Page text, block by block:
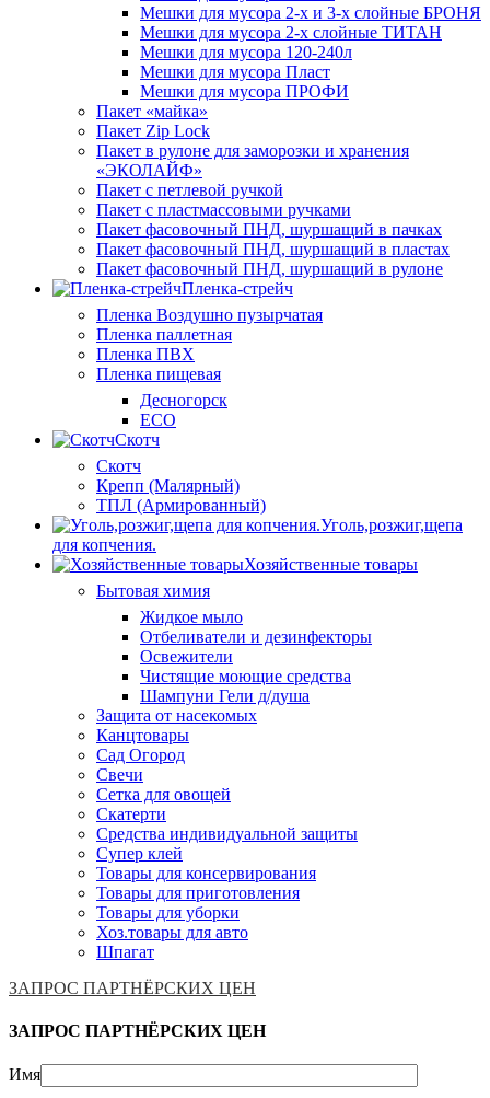
Мешки для мусора 2-х и 3-х слойные БРОНЯ
Мешки для мусора 2-х слойные ТИТАН
Мешки для мусора 120-240л
Мешки для мусора Пласт
Мешки для мусора ПРОФИ
Пакет «майка»
Пакет Zip Lock
Пакет в рулоне для заморозки и хранения
«ЭКОЛАЙФ»
Пакет с петлевой ручкой
Пакет с пластмассовыми ручками
Пакет фасовочный ПНД, шуршащий в пачках
Пакет фасовочный ПНД, шуршащий в пластах
Пакет фасовочный ПНД, шуршащий в рулоне
Пленка-стрейч
Пленка Воздушно пузырчатая
Пленка паллетная
Пленка ПВХ
Пленка пищевая
Десногорск
ECO
Скотч
Скотч
Крепп (Малярный)
ТПЛ (Армированный)
Уголь,розжиг,щепа
для копчения.
Хозяйственные товары
Бытовая химия
Жидкое мыло
Отбеливатели и дезинфекторы
Освежители
Чистящие моющие средства
Шампуни Гели д/душа
Защита от насекомых
Канцтовары
Сад Огород
Свечи
Сетка для овощей
Скатерти
Средства индивидуальной защиты
Супер клей
Товары для консервирования
Товары для приготовления
Товары для уборки
Хоз.товары для авто
Шпагат
ЗАПРОС ПАРТНЁРСКИХ ЦЕН
ЗАПРОС ПАРТНЁРСКИХ ЦЕН
Имя